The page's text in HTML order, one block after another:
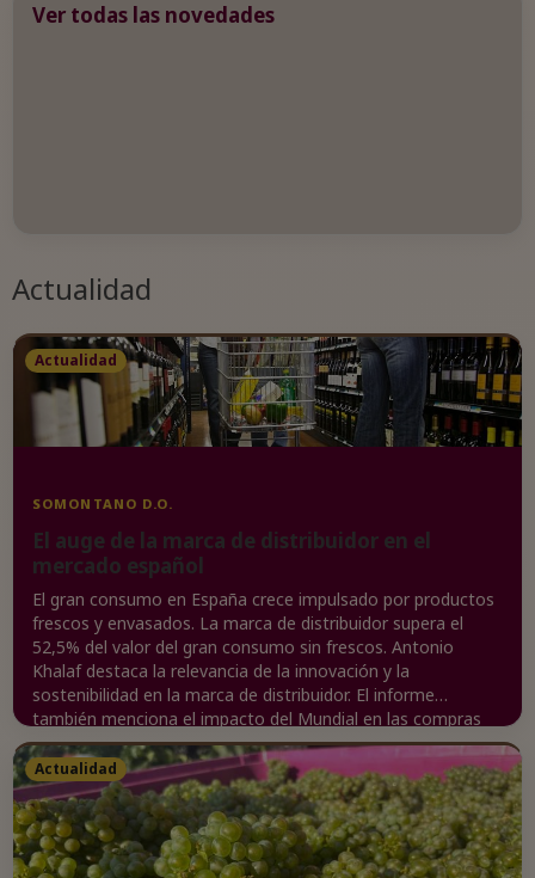
Ver todas las novedades
Actualidad
SOMONTANO D.O.
Actualidad
El auge de la marca de distribuidor en el
mercado español
El gran consumo en España crece impulsado por productos
frescos y envasados. La marca de distribuidor supera el
52,5% del valor del gran consumo sin frescos. Antonio
Khalaf destaca la relevancia de la innovación y la
sostenibilidad en la marca de distribuidor. El informe
también menciona el impacto del Mundial en las compras
para consumir en casa.
Actualidad